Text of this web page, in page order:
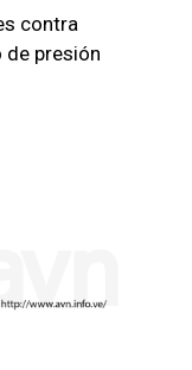
contra
de presión